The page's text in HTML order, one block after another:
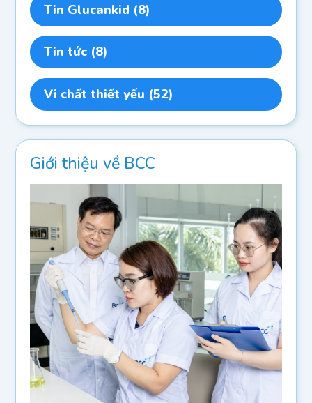
Tin Glucankid (8)
Tin tức (8)
Vi chất thiết yếu (52)
Giới thiệu về BCC